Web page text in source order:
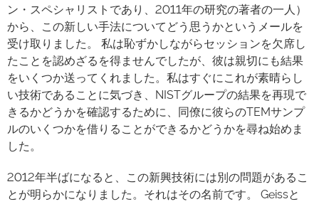
ン・スペシャリストであり、2011年の研究の著者の一人）
から、この新しい手法についてどう思うかというメールを
受け取りました。 私は恥ずかしながらセッションを欠席し
たことを認めざるを得ませんでしたが、彼は親切にも結果
をいくつか送ってくれました。私はすぐにこれが素晴らし
い技術であることに気づき、NISTグループの結果を再現で
きるかどうかを確認するために、同僚に彼らのTEMサンプ
ルのいくつかを借りることができるかどうかを尋ね始めま
した。
2012年半ばになると、この新興技術には別の問題があるこ
とが明らかになりました。それはその名前です。 Geissと